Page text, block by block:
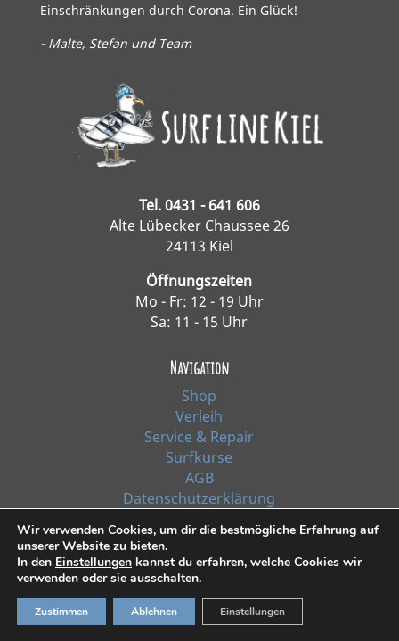
Einschränkungen durch Corona. Ein Glück!
- Malte, Stefan und Team
Tel. 0431 - 641 606
Alte Lübecker Chaussee 26
24113 Kiel
Öffnungszeiten
Mo - Fr: 12 - 19 Uhr
Sa: 11 - 15 Uhr
Navigation
Shop
Verleih
Service & Repair
Surfkurse
AGB
Datenschutzerklärung
*Alle Preise inkl. Ust. zzgl. Versandkosten
© 2021, Surf Line GmbH Kiel | Design:
Wir verwenden Cookies, um dir die bestmögliche Erfahrung auf
unserer Website zu bieten.
In den Einstellungen kannst du erfahren, welche Cookies wir
verwenden oder sie ausschalten.
Zustimmen Ablehnen Einstellungen